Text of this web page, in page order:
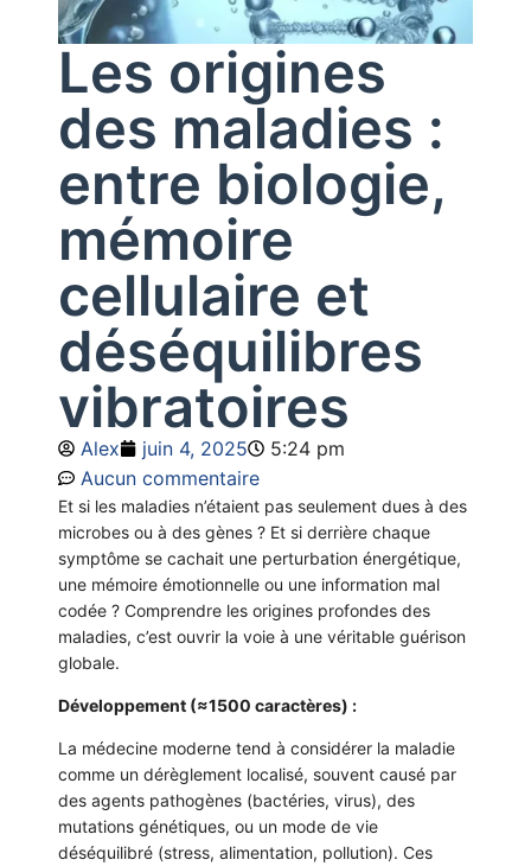
Les origines
des maladies :
entre biologie,
mémoire
cellulaire et
déséquilibres
vibratoires
Alex juin 4, 2025
5:24 pm
Aucun commentaire
Et si les maladies n’étaient pas seulement dues à des
microbes ou à des gènes ? Et si derrière chaque
symptôme se cachait une perturbation énergétique,
une mémoire émotionnelle ou une information mal
codée ? Comprendre les origines profondes des
maladies, c’est ouvrir la voie à une véritable guérison
globale.
Développement (≈1500 caractères) :
La médecine moderne tend à considérer la maladie
comme un dérèglement localisé, souvent causé par
des agents pathogènes (bactéries, virus), des
mutations génétiques, ou un mode de vie
déséquilibré (stress, alimentation, pollution). Ces